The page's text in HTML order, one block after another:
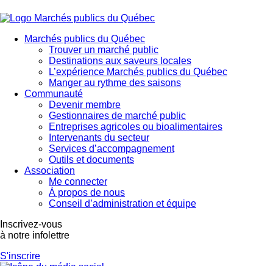
Marchés publics du Québec
Trouver un marché public
Destinations aux saveurs locales
L’expérience Marchés publics du Québec
Manger au rythme des saisons
Communauté
Devenir membre
Gestionnaires de marché public
Entreprises agricoles ou bioalimentaires
Intervenants du secteur
Services d’accompagnement
Outils et documents
Association
Me connecter
À propos de nous
Conseil d’administration et équipe
Inscrivez-vous
à notre infolettre
S'inscrire